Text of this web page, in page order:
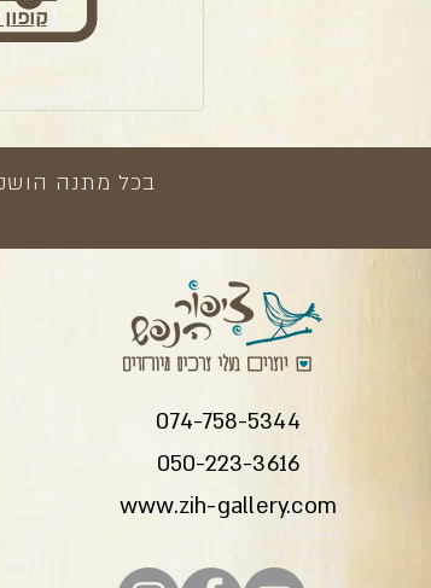
בכל מתנה
074-758-5344
050-223-3616
www.zih-gallery.com